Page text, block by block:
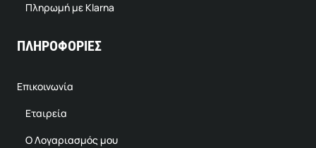
Πληρωμή με Klarna
ΠΛΗΡΟΦΟΡΙΕΣ
Επικοινωνία
Εταιρεία
Ο Λογαριασμός μου